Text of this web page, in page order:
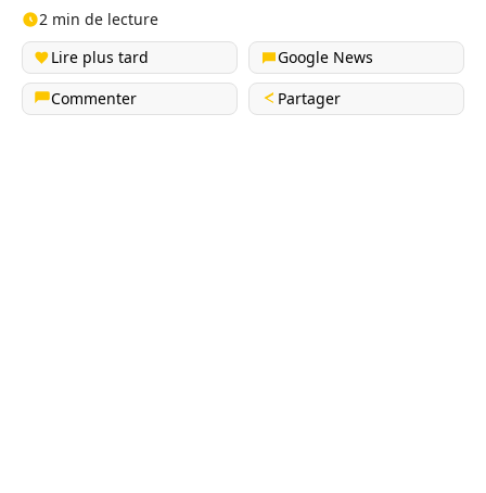
2 min de lecture
Lire plus tard
Google News
Commenter
Partager